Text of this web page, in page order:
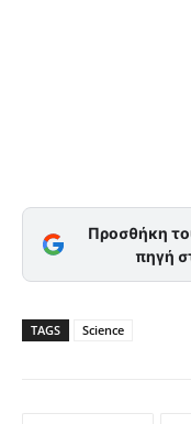
Προσθήκη
πηγή
TAGS Science